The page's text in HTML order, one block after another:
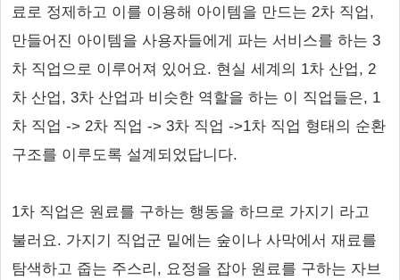
료로 정제하고 이를 이용해 아이템을 만드는 2차 직업,
만들어진 아이템을 사용자들에게 파는 서비스를 하는 3
차 직업으로 이루어져 있어요. 현실 세계의 1차 산업, 2
차 산업, 3차 산업과 비슷한 역할을 하는 이 직업들은, 1
차 직업 -> 2차 직업 -> 3차 직업 ->1차 직업 형태의 순환
구조를 이루도록 설계되었답니다.
1차 직업은 원료를 구하는 행동을 하므로 가지기 라고
불러요. 가지기 직업군 밑에는 숲이나 사막에서 재료를
탐색하고 줍는 주스리, 요정을 잡아 원료를 구하는 자브